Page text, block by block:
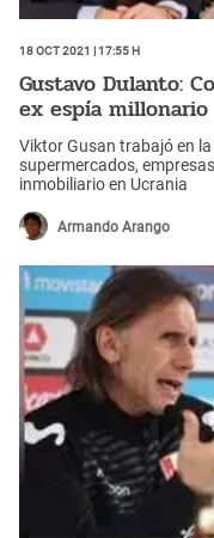
18 Oct 2021 | 17:55 h
Gustavo Dulanto:
ex espía millonario
Viktor Gusan trabajó en
supermercados,
inmobiliario en Ucrania
Armando Arango